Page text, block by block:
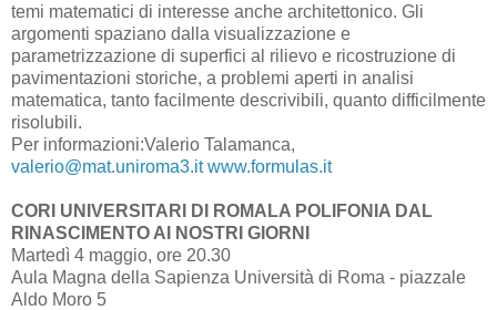
temi matematici di interesse anche architettonico. Gli
argomenti spaziano dalla visualizzazione e
parametrizzazione di superfici al rilievo e ricostruzione di
pavimentazioni storiche, a problemi aperti in analisi
matematica, tanto facilmente descrivibili, quanto difficilmente
risolubili.
Per informazioni:Valerio Talamanca,
valerio@mat.uniroma3.it www.formulas.it
CORI UNIVERSITARI DI ROMALA POLIFONIA DAL
RINASCIMENTO AI NOSTRI GIORNI
Martedì 4 maggio, ore 20.30
Aula Magna della Sapienza Università di Roma - piazzale
Aldo Moro 5